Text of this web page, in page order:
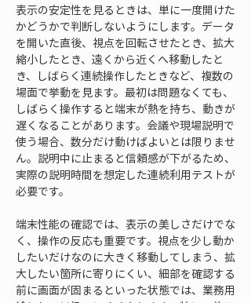
表示の安定性を見るときは、単に一度開けた
かどうかで判断しないようにします。データ
を開いた直後、視点を回転させたとき、拡大
縮小したとき、遠くから近くへ移動したと
き、しばらく連続操作したときなど、複数の
場面で挙動を見ます。最初は問題なくても、
しばらく操作すると端末が熱を持ち、動きが
遅くなることがあります。会議や現場説明で
使う場合、数分だけ動けばよいとは限りませ
ん。説明中に止まると信頼感が下がるため、
実際の説明時間を想定した連続利用テストが
必要です。
端末性能の確認では、表示の美しさだけでな
く、操作の反応も重要です。視点を少し動か
したいだけなのに大きく移動してしまう、拡
大したい箇所に寄りにくい、細部を確認する
前に画面が固まるといった状態では、業務用